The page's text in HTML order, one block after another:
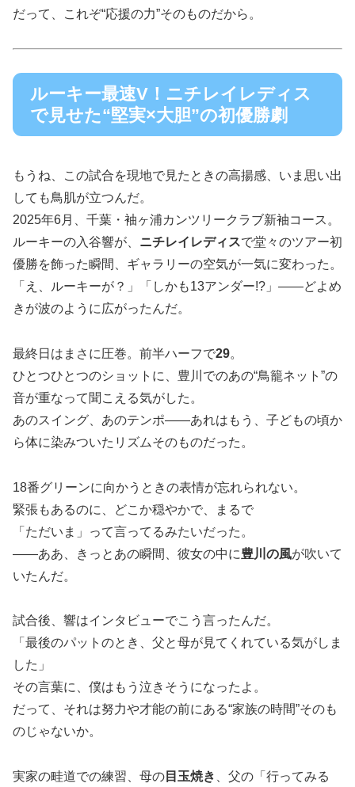
だって、これぞ“応援の力”そのものだから。
ルーキー最速V！ニチレイレディス
で見せた“堅実×大胆”の初優勝劇
もうね、この試合を現地で見たときの高揚感、いま思い出
しても鳥肌が立つんだ。
2025年6月、千葉・袖ヶ浦カンツリークラブ新袖コース。
ルーキーの入谷響が、 ニチレイレディスで堂々のツアー初
優勝を飾った瞬間、ギャラリーの空気が一気に変わった。
「え、ルーキーが？」「しかも13アンダー!?」――どよめ
きが波のように広がったんだ。
最終日はまさに圧巻。前半ハーフで29。
ひとつひとつのショットに、豊川でのあの“鳥籠ネット”の
音が重なって聞こえる気がした。
あのスイング、あのテンポ――あれはもう、子どもの頃か
ら体に染みついたリズムそのものだった。
18番グリーンに向かうときの表情が忘れられない。
緊張もあるのに、どこか穏やかで、まるで
「ただいま」って言ってるみたいだった。
――ああ、きっとあの瞬間、彼女の中に豊川の風が吹いて
いたんだ。
試合後、響はインタビューでこう言ったんだ。
「最後のパットのとき、父と母が見てくれている気がしま
した」
その言葉に、僕はもう泣きそうになったよ。
だって、それは努力や才能の前にある“家族の時間”そのも
のじゃないか。
実家の畦道での練習、母の 目玉焼き 、父の「行ってみる